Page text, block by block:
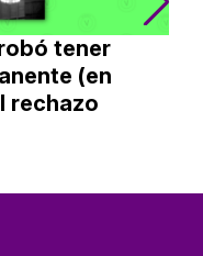
tener
(en
rechazo